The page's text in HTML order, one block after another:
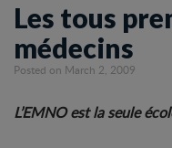
Les tous
médecins
Posted on March 2, 2009
L’EMNO est la seule